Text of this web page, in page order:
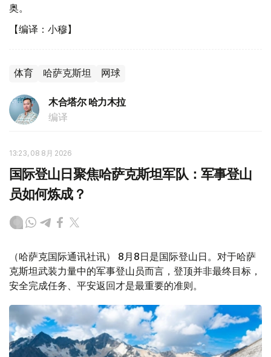
奥。
【编译：小穆】
体育 哈萨克斯坦 网球
木合塔尔 哈力木拉
编译
13:23, 08 8月 2026
国际登山日聚焦哈萨克斯坦军队：军事登山
员如何炼成？
（哈萨克国际通讯社讯） 8月8日是国际登山日。对于哈萨
克斯坦武装力量中的军事登山员而言，登顶并非最终目标，
安全完成任务、平安返回才是最重要的准则。